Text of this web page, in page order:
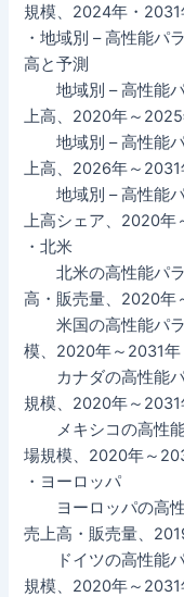
規模、2024年・2031
・地域別 – 高性能パ
高と予測
地域別 – 高性能パ
上高、2020年～
地域別 – 高性能パ
上高、2026年～2031
地域別 – 高性能パ
上高シェア、2020年
・北米
北米の高性能パラ
高・販売量、2020年
米国の高性能パラ
模、2020年～2031年
カナダの高性能パ
規模、2020年～2031
メキシコの高性能
場規模、2020年～
・ヨーロッパ
ヨーロッパの高性
売上高・販売量、
ドイツの高性能パ
規模、2020年～2031